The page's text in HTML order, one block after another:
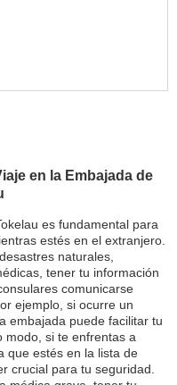
en la Embajada de
es fundamental para
estés en el extranjero.
naturales,
tener tu información
comunicarse
ejemplo, si ocurre un
embajada puede facilitar tu
modo, si te enfrentas a
que estés en la lista de
crucial para tu seguridad.